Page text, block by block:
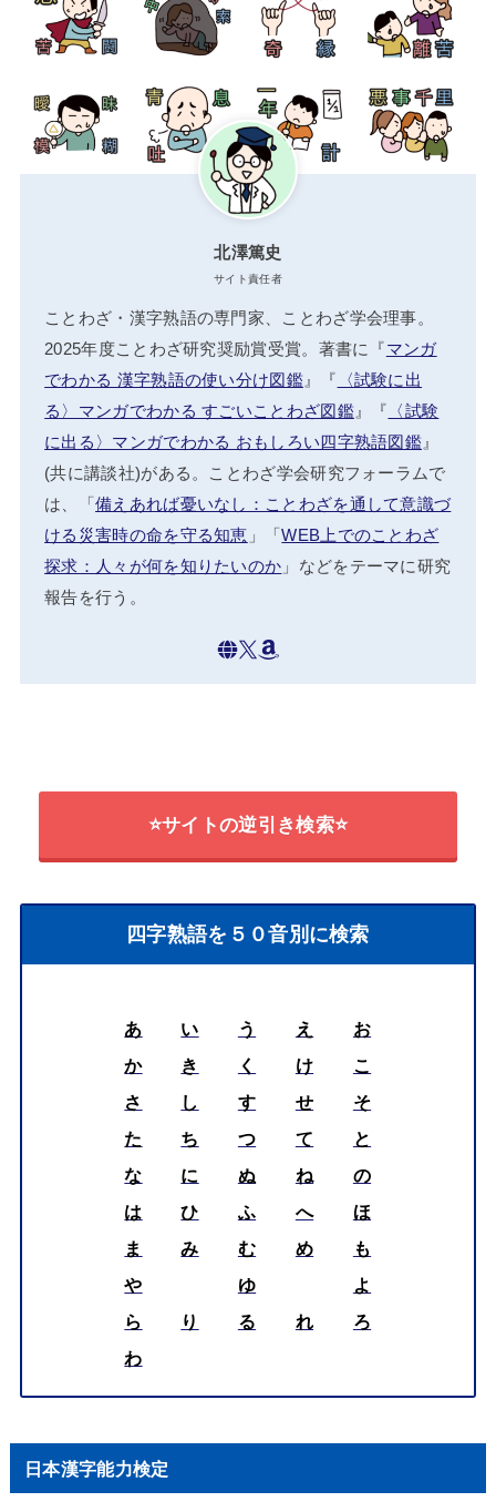
北澤篤史
サイト責任者
ことわざ・漢字熟語の専門家、ことわざ学会理事。
2025年度ことわざ研究奨励賞受賞。著書に『マンガ
でわかる 漢字熟語の使い分け図鑑』『 〈試験に出
る〉マンガでわかる すごいことわざ図鑑』『 〈試験
に出る〉マンガでわかる おもしろい四字熟語図鑑 』
(共に講談社)がある。ことわざ学会研究フォーラムで
は、「備えあれば憂いなし：ことわざを通して意識づ
ける災害時の命を守る知恵 」「WEB上でのことわざ
探求：人々が何を知りたいのか 」などをテーマに研究
報告を行う。
⭐サイトの逆引き検索⭐
四字熟語を５０音別に検索
あ い う え
お
か
き く け
こ
さ
し す せ
そ
た
ち つ て
と
な
に ぬ ね
の
は
ひ ふ へ
ほ
ま
み む め
も
や
ゆ
よ
ら
り る れ
ろ
わ
日本漢字能力検定